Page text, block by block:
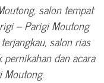
salon tempat
– Parigi Moutong
salon rias
dan acara